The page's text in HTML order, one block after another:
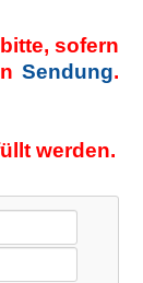
sofern
Sendung.
werden.